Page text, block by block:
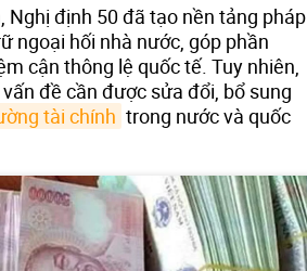
định 50 đã tạo nền tảng pháp
ngoại hối nhà nước, góp phần
cận thông lệ quốc tế. Tuy nhiên,
đề cần được sửa đổi, bổ sung
tài chính trong nước và quốc